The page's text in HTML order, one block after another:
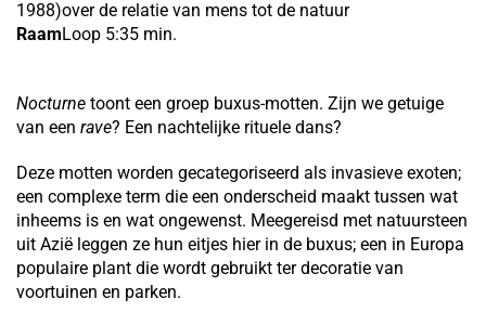
1988)over de relatie van mens tot de natuur
RaamLoop 5:35 min.
Nocturne toont een groep buxus-motten. Zijn we getuige
van een rave? Een nachtelijke rituele dans?
Deze motten worden gecategoriseerd als invasieve exoten;
een complexe term die een onderscheid maakt tussen wat
inheems is en wat ongewenst. Meegereisd met natuursteen
uit Azië leggen ze hun eitjes hier in de buxus; een in Europa
populaire plant die wordt gebruikt ter decoratie van
voortuinen en parken.